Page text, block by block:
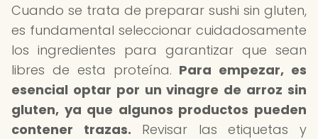
Cuando se trata de preparar sushi sin gluten,
es fundamental seleccionar cuidadosamente
los ingredientes para garantizar que sean
libres de esta proteína. Para empezar, es
esencial optar por un vinagre de arroz sin
gluten, ya que algunos productos pueden
contener trazas. Revisar las etiquetas y